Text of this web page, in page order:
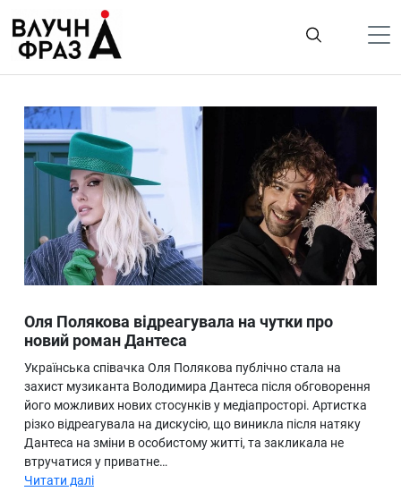
содержимому
Гроші
Життя
Лайфстайл
ТехноНаука
Людина
Ukraine
Про нас
Оля Полякова відреагувала на чутки про
новий роман Дантеса
Українська співачка Оля Полякова публічно стала на
захист музиканта Володимира Дантеса після обговорення
його можливих нових стосунків у медіапросторі. Артистка
різко відреагувала на дискусію, що виникла після натяку
Дантеса на зміни в особистому житті, та закликала не
втручатися у приватне…
Читати далі